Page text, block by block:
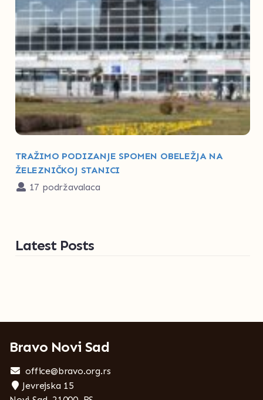
TRAŽIMO PODIZANJE SPOMEN OBELEŽJA NA
ŽELEZNIČKOJ STANICI
17 podržavalaca
Latest Posts
Bravo Novi Sad
office@bravo.org.rs
Jevrejska 15